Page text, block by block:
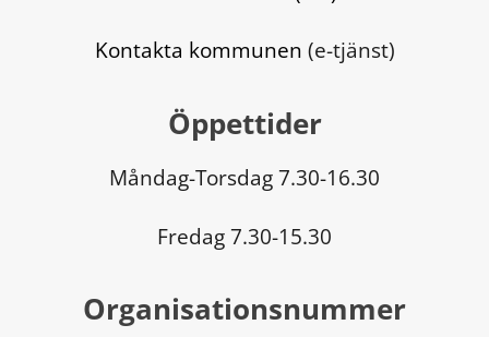
Kontakta kommunen (e-tjänst)
Öppettider
Måndag-Torsdag 7.30-16.30
Fredag 7.30-15.30
Organisationsnummer